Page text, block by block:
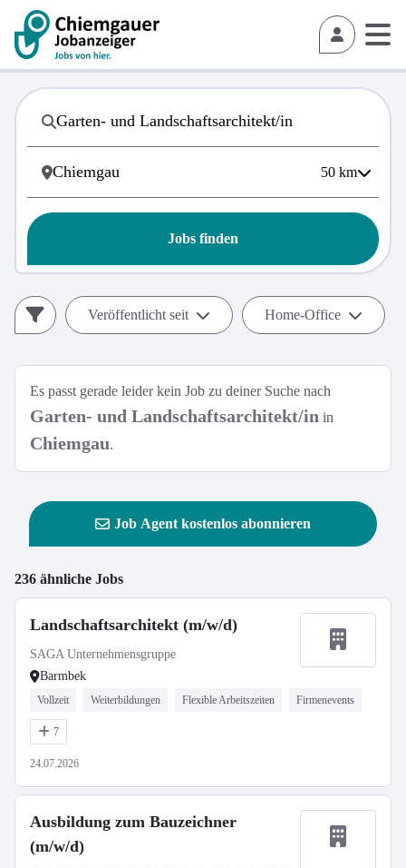
50 km
Jobs finden
Veröffentlicht seit Home-Office
Es passt gerade leider kein Job zu deiner Suche nach
Garten- und Landschaftsarchitekt/in in
Chiemgau.
Job Agent kostenlos abonnieren
236 ähnliche Jobs
Landschaftsarchitekt (m/w/d)
SAGA Unternehmensgruppe
Barmbek
Vollzeit Weiterbildungen Flexible Arbeitszeiten Firmenevents
7
24.07.2026
Ausbildung zum Bauzeichner
(m/w/d)